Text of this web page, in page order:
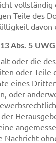
vollständig
Teile des
davon
Abs. 5 UWG
oder die
oder Teile
eines
oder
Nachricht